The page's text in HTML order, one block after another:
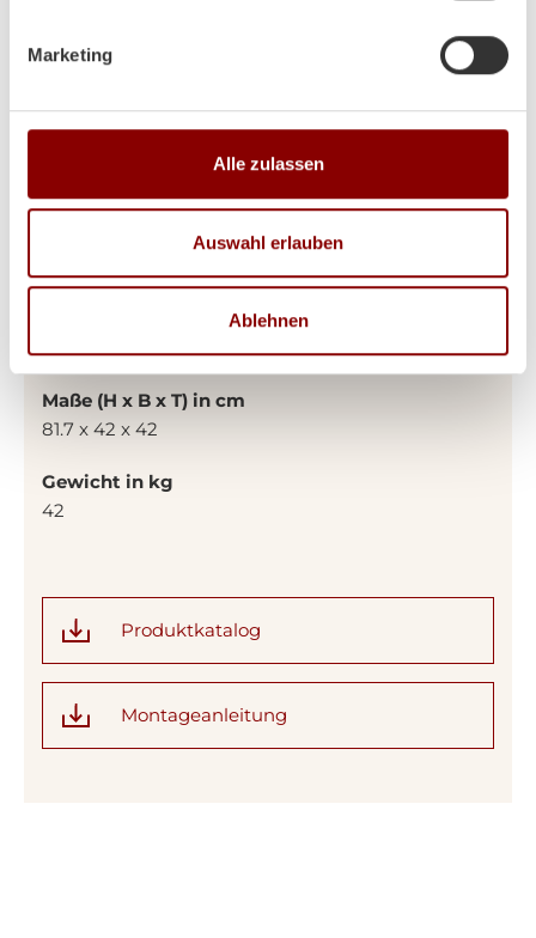
Marketing
Alle zulassen
Auswahl erlauben
Ablehnen
Produktdetails
Outdoor-Heizen Globe Fire Krakatau
Maße (H x B x T) in cm
81.7 x 42 x 42
Gewicht in kg
42
Produktkatalog
Montageanleitung